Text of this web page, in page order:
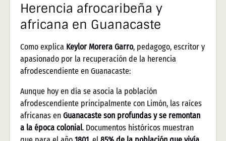
Herencia afrocaribeña y
africana en Guanacaste
Como explica Keylor Morera Garro, pedagogo, escritor y
apasionado por la recuperación de la herencia
afrodescendiente en Guanacaste:
Aunque hoy en día se asocia la población
afrodescendiente principalmente con Limón, las raíces
africanas en Guanacaste son profundas y se remontan
a la época colonial. Documentos históricos muestran